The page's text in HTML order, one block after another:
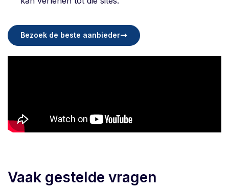
Bezoek de beste aanbieder
Vaak gestelde vragen